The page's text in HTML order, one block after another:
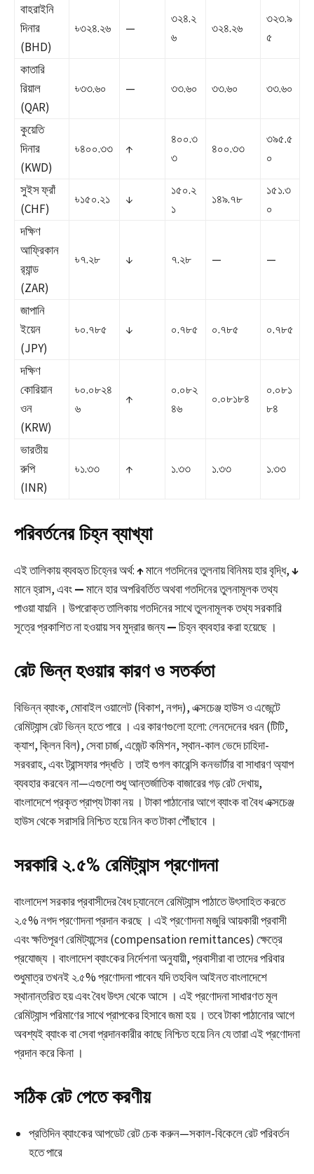
বাহরাইনি
দিনার
(BHD)
৳৩২৪.২৬ —
৩২৪.২
৬
৩২৪.২৬
৩২৩.৯
৫
কাতারি
রিয়াল
(QAR)
৳৩৩.৬০ — ৩৩.৬০ ৩৩.৬০ ৩৩.৬০
কুয়েতি
দিনার
(KWD)
৳৪০০.৩৩ ↑
৪০০.৩
৩
৪০০.৩৩
৩৯৫.৫
০
সুইস ফ্রাঁ
(CHF)
৳১৫০.২১ ↓
১৫০.২
১
১৪৯.৭৮
১৫১.৩
০
দক্ষিণ
আফ্রিকান
র‍্যান্ড
(ZAR)
৳৭.২৮ ↓ ৭.২৮ — —
জাপানি
ইয়েন
(JPY)
৳০.৭৮৫ ↓ ০.৭৮৫ ০.৭৮৫ ০.৭৮৫
দক্ষিণ
কোরিয়ান
ওন
(KRW)
৳০.০৮২৪
৬
↑
০.০৮২
৪৬
০.০৮১৮৪
০.০৮১
৮৪
ভারতীয়
রুপি
(INR)
৳১.৩৩ ↑ ১.৩৩ ১.৩৩ ১.৩৩
পরিবর্তনের চিহ্ন ব্যাখ্যা
এই তালিকায় ব্যবহৃত চিহ্নের অর্থ:↑মানে গতদিনের তুলনায় বিনিময় হার বৃদ্ধি,↓
মানে হ্রাস, এবং—মানে হার অপরিবর্তিত অথবা গতদিনের তুলনামূলক তথ্য
পাওয়া যায়নি । উপরোক্ত তালিকায় গতদিনের সাথে তুলনামূলক তথ্য সরকারি
সূত্রে প্রকাশিত না হওয়ায় সব মুদ্রার জন্য—চিহ্ন ব্যবহার করা হয়েছে ।
রেট ভিন্ন হওয়ার কারণ ও সতর্কতা
বিভিন্ন ব্যাংক, মোবাইল ওয়ালেট (বিকাশ, নগদ), এক্সচেঞ্জ হাউস ও এজেন্টে
রেমিট্যান্স রেট ভিন্ন হতে পারে । এর কারণগুলো হলো: লেনদেনের ধরন (টিটি,
ক্যাশ, ক্লিন বিল), সেবা চার্জ, এজেন্ট কমিশন, স্থান-কাল ভেদে চাহিদা-
সরবরাহ, এবং ট্রান্সফার পদ্ধতি । তাই গুগল কারেন্সি কনভার্টার বা সাধারণ অ্যাপ
ব্যবহার করবেন না—এগুলো শুধু আন্তর্জাতিক বাজারের গড় রেট দেখায়,
বাংলাদেশে প্রকৃত প্রাপ্য টাকা নয় । টাকা পাঠানোর আগে ব্যাংক বা বৈধ এক্সচেঞ্জ
হাউস থেকে সরাসরি নিশ্চিত হয়ে নিন কত টাকা পৌঁছাবে ।
সরকারি ২.৫% রেমিট্যান্স প্রণোদনা
বাংলাদেশ সরকার প্রবাসীদের বৈধ চ্যানেলে রেমিট্যান্স পাঠাতে উৎসাহিত করতে
২.৫% নগদ প্রণোদনা প্রদান করছে । এই প্রণোদনা মজুরি আয়কারী প্রবাসী
এবং ক্ষতিপূরণ রেমিট্যান্সের (compensation remittances) ক্ষেত্রে
প্রযোজ্য । বাংলাদেশ ব্যাংকের নির্দেশনা অনুযায়ী, প্রবাসীরা বা তাদের পরিবার
শুধুমাত্র তখনই ২.৫% প্রণোদনা পাবেন যদি তহবিল আইনত বাংলাদেশে
স্থানান্তরিত হয় এবং বৈধ উৎস থেকে আসে । এই প্রণোদনা সাধারণত মূল
রেমিট্যান্স পরিমাণের সাথে প্রাপকের হিসাবে জমা হয় । তবে টাকা পাঠানোর আগে
অবশ্যই ব্যাংক বা সেবা প্রদানকারীর কাছে নিশ্চিত হয়ে নিন যে তারা এই প্রণোদনা
প্রদান করে কিনা ।
সঠিক রেট পেতে করণীয়
প্রতিদিন ব্যাংকের আপডেট রেট চেক করুন—সকাল-বিকেলে রেট পরিবর্তন
হতে পারে